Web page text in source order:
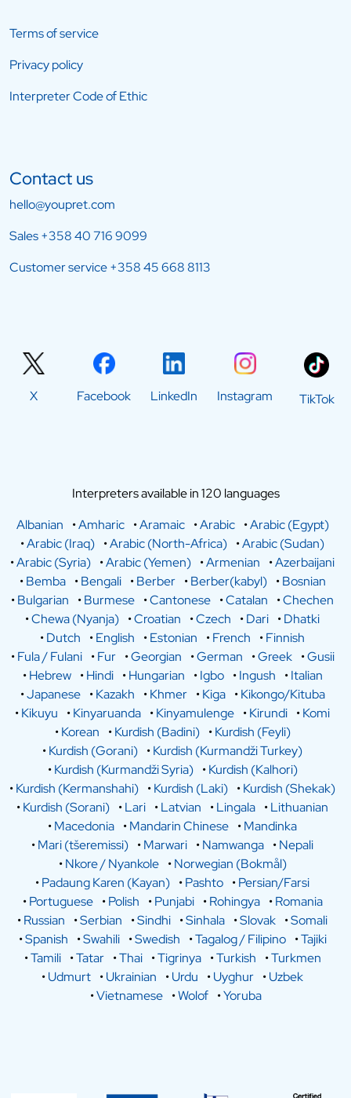
Terms of service
Privacy policy
Interpreter Code of Ethic
Contact us
hello@youpret.com
Sales+358 40 716 9099
Customer service+358 45 668 8113
X Facebook LinkedIn Instagram TikTok
Interpreters available in 120 languages
Albanian
•Amharic •Aramaic •Arabic •Arabic (Egypt)
•Arabic (Iraq) •Arabic (North-Africa) •Arabic (Sudan)
•Arabic (Syria) •Arabic (Yemen) •Armenian •Azerbaijani
•Bemba •Bengali •Berber •Berber(kabyl) •Bosnian
•Bulgarian •Burmese •Cantonese •Catalan •Chechen
•Chewa (Nyanja) •Croatian •Czech •Dari •Dhatki
•Dutch •English •Estonian •French •Finnish
•Fula / Fulani •Fur •Georgian •German •Greek •Gusii
•Hebrew •Hindi •Hungarian •Igbo •Ingush •Italian
•Japanese •Kazakh •Khmer •Kiga •Kikongo/Kituba
•Kikuyu •Kinyaruanda •Kinyamulenge •Kirundi •Komi
•Korean •Kurdish (Badini) •Kurdish (Feyli)
•Kurdish (Gorani) •Kurdish (Kurmandži Turkey)
•Kurdish (Kurmandži Syria) •Kurdish (Kalhori)
•Kurdish (Kermanshahi) •Kurdish (Laki) •Kurdish (Shekak)
•Kurdish (Sorani) •Lari •Latvian •Lingala •Lithuanian
•Macedonia •Mandarin Chinese •Mandinka
•Mari (tšeremissi) •Marwari •Namwanga •Nepali
•Nkore / Nyankole •Norwegian (Bokmål)
•Padaung Karen (Kayan) •Pashto •Persian/Farsi
•Portuguese •Polish •Punjabi •Rohingya •Romania
•Russian •Serbian •Sindhi •Sinhala •Slovak •Somali
•Spanish •Swahili •Swedish •Tagalog / Filipino •Tajiki
•Tamili •Tatar •Thai •Tigrinya •Turkish •Turkmen
•Udmurt •Ukrainian •Urdu •Uyghur •Uzbek
•Vietnamese •Wolof •Yoruba